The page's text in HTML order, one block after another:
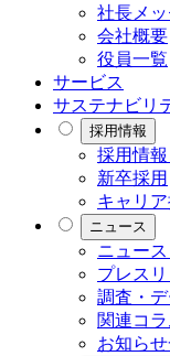
社長メ
会社概要
役員一覧
サービス
サステナビリ
採用情報
採用情
新卒採用
キャリア
ニュース
ニュー
プレス
調査・
関連コ
お知ら